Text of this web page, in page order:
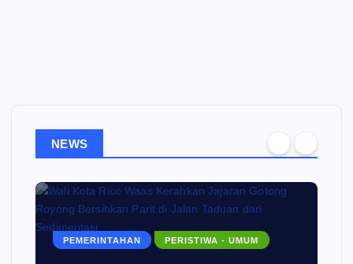
NEWS
PEMERINTAHAN PERISTIWA - UMUM